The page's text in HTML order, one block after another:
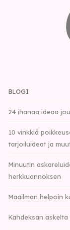
BLOGI
24 ihanaa ideaa
10 vinkkiä
tarjoiluideat ja
Minuutin
herkkuannoksen
Maailman helpoin
Kahdeksan